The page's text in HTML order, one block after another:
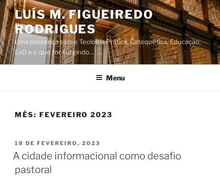
Saltar
para
o
conteúdo
LUÍS M. FIGUEIREDO
RODRIGUES
Uma presença sobre Teologia Prática, Catequética, Educação,
EaD e o que for surgindo…
Menu
MÊS: FEVEREIRO 2023
PUBLICADO
EM
18 DE FEVEREIRO, 2023
A cidade informacional como desafio
pastoral